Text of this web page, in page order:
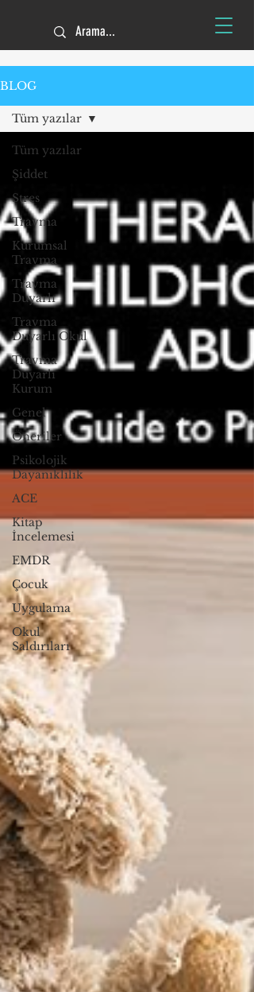
BLOG
Tüm yazılar
Şiddet
Stres
Travma
Kurumsal
Travma
Travma
Duyarlı
Travma
Duyarlı Okul
Travma
Duyarlı
Kurum
Genel
Öneriler
Psikolojik
Dayanıklılık
ACE
Kitap
İncelemesi
EMDR
Çocuk
Uygulama
Okul
Saldırıları
Tüm yazılar